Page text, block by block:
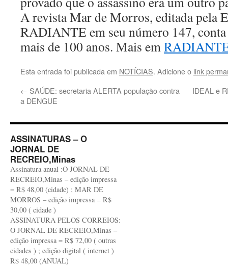
A revista Mar de Morros, editada pela
RADIANTE em seu número 147,
mais de 100 anos. Mais em
Esta entrada foi publicada em NOTÍCIAS. Adicione o link
← SAÚDE: secretaria ALERTA população contra
a DENGUE
IDEAL e
ASSINATURAS – O
JORNAL DE
RECREIO,Minas
Assinatura anual :O JORNAL DE
RECREIO,Minas – edição impressa
= R$ 48,00 (cidade) ; MAR DE
MORROS – edição impressa = R$
30,00 ( cidade )
ASSINATURA PELOS CORREIOS:
O JORNAL DE RECREIO,Minas –
edição impressa = R$ 72,00 ( outras
cidades ) ; edição digital ( internet )
R$ 48,00 (ANUAL)